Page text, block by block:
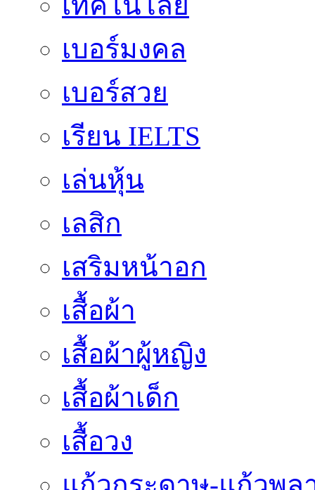
เบอร์มงคล
เบอร์สวย
เรียน IELTS
เล่นหุ้น
เลสิก
เสริมหน้าอก
เสื้อผ้า
เสื้อผ้าผู้หญิง
เสื้อผ้าเด็ก
เสื้อวง